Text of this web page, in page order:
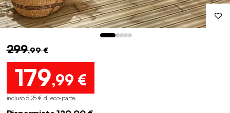
299,99 €
179,99 €
incluso 5,25 € di eco-parte.